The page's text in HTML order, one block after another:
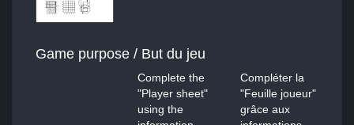
Game purpose / But du jeu
Complete the
"Player sheet"
using the
Compléter la
"Feuille joueur"
grâce aux